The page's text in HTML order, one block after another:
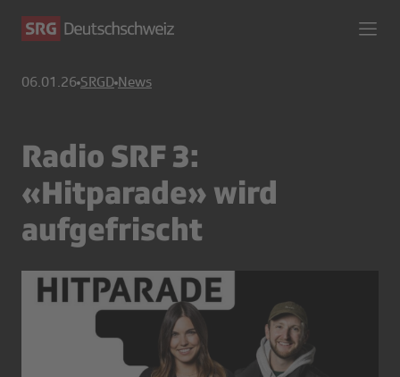
06.01.26 SRGD News
Radio SRF 3:
«Hitparade» wird
aufgefrischt